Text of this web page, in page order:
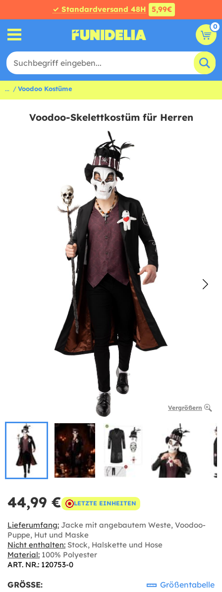
✓ Standardversand 48H 5,99€
0
... Voodoo Kostüme
Voodoo-Skelettkostüm für Herren
Vergrößern
44,99 € LETZTE EINHEITEN
Lieferumfang: Jacke mit angebautem Weste, Voodoo-
Puppe, Hut und Maske
Nicht enthalten: Stock, Halskette und Hose
Material: 100% Polyester
ART. NR.: 120753-0
GRÖSSE: Größentabelle